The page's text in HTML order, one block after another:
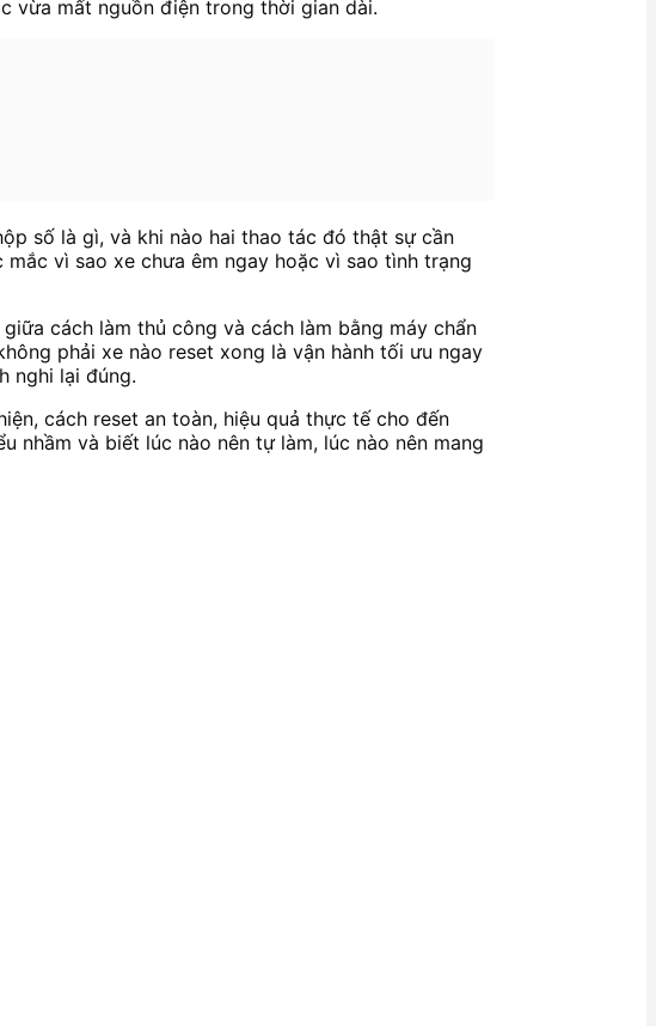
vừa mất nguồn điện trong thời gian dài.
số là gì, và khi nào hai thao tác đó thật sự cần
vì sao xe chưa êm ngay hoặc vì sao tình trạng
cách làm thủ công và cách làm bằng máy chẩn
phải xe nào reset xong là vận hành tối ưu ngay
nghi lại đúng.
cách reset an toàn, hiệu quả thực tế cho đến
nhầm và biết lúc nào nên tự làm, lúc nào nên mang